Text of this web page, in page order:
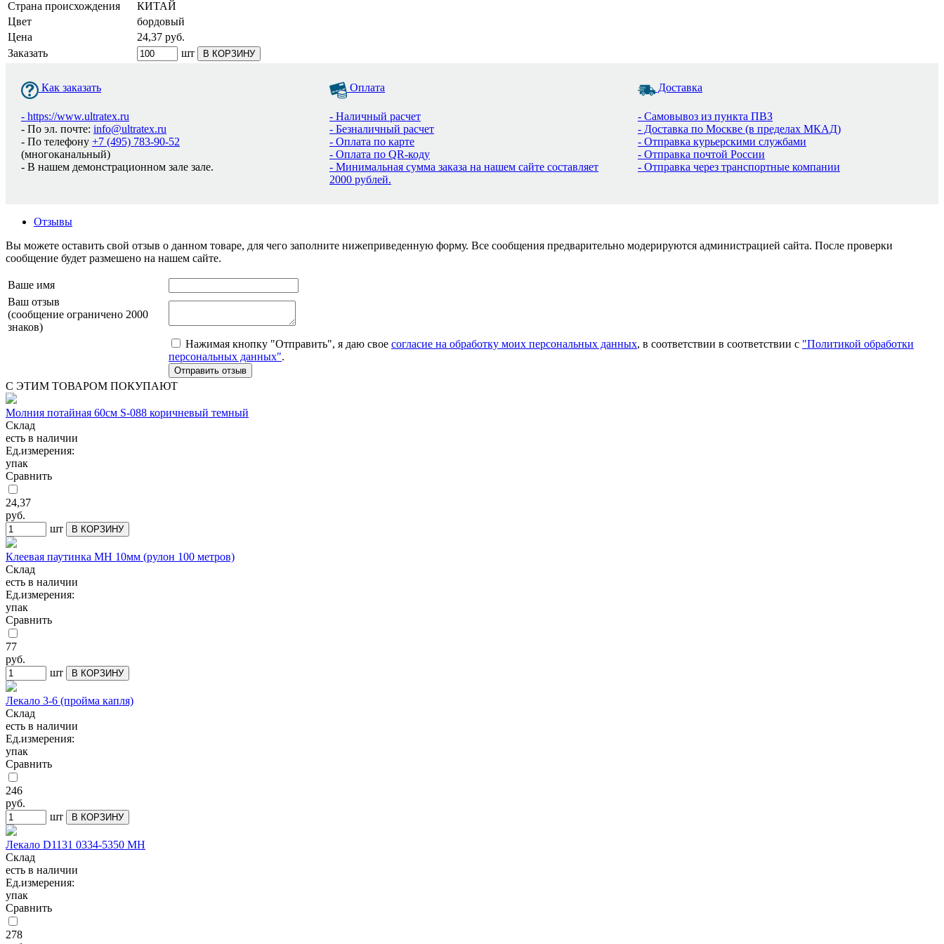
Страна происхождения
КИТАЙ
Цвет
бордовый
Цена
24,37 руб.
Заказать
шт В КОРЗИНУ
Как заказать
- https://www.ultratex.ru
- По эл. почте: info@ultratex.ru
- По телефону +7 (495) 783-90-52
(многоканальный)
- В нашем демонстрационном зале зале.
Оплата
- Наличный расчет
- Безналичный расчет
- Оплата по карте
- Оплата по QR-коду
- Минимальная сумма заказа на нашем сайте составляет
2000 рублей.
Доставка
- Самовывоз из пункта ПВЗ
- Доставка по Москве (в пределах МКАД)
- Отправка курьерскими службами
- Отправка почтой России
- Отправка через транспортные компании
Отзывы
Вы можете оставить свой отзыв о данном товаре, для чего заполните нижеприведенную форму. Все сообщения предварительно модерируются администрацией сайта. После проверки
сообщение будет размешено на нашем сайте.
Ваше имя
Ваш отзыв
(сообщение ограничено 2000
знаков)
Нажимая кнопку "Отправить", я даю свое согласие на обработку моих персональных данных, в соответствии в соответствии с "Политикой обработки
персональных данных".
С ЭТИМ ТОВАРОМ ПОКУПАЮТ
Молния потайная 60см S-088 коричневый темный
Склад
есть в наличии
Ед.измерения:
упак
Сравнить
24,37
руб.
шт
В КОРЗИНУ
Клеевая паутинка МН 10мм (рулон 100 метров)
Склад
есть в наличии
Ед.измерения:
упак
Сравнить
77
руб.
шт
В КОРЗИНУ
Лекало 3-6 (пройма капля)
Склад
есть в наличии
Ед.измерения:
упак
Сравнить
246
руб.
шт
В КОРЗИНУ
Лекало D1131 0334-5350 МН
Склад
есть в наличии
Ед.измерения:
упак
Сравнить
278